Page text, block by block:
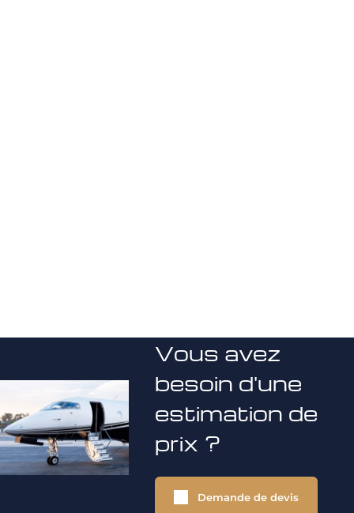
Vous avez
besoin d'une
estimation de
prix ?
Demande de devis